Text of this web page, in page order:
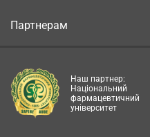
Партнерам
Наш партнер:
Національний
фармацевтичний
університет